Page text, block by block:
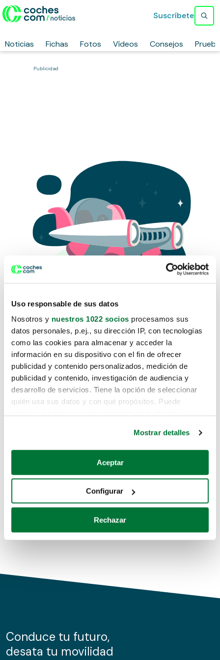
Uso responsable de sus datos
Nosotros y nuestros 1022 socios procesamos sus
datos personales, p.ej., su dirección IP, con tecnologías
como las cookies para almacenar y acceder la
información en su dispositivo con el fin de ofrecer
publicidad y contenido personalizados, medición de
publicidad y contenido, investigación de audiencia y
desarrollo de servicios. Tiene la opción de seleccionar
quién usa sus datos y con qué propósitos. Puede
Si lo permite, también quisiéramos:
Recopilar información sobre su ubicación geográfica
Identificar su dispositivo analizándolo activamente
para buscar características específicas (huellas
Obtenga más información sobre cómo se procesan sus
de cookies.
información sobre el uso que haga del sitio web con
nuestros partners de redes sociales, publicidad y análisis
Mostrar detalles
Aceptar
Configurar
Rechazar
Noticias Fichas Fotos Vídeos Consejos
Suscríbete
Publicidad
Lo sentimos, no sabemos como
te hemos traido hasta aquí.
Pero puedes encontrar el coche que estás
buscando en alguno de estos enlaces:
Coches de segunda mano
Coches de km0
Conduce tu futuro,
desata tu movilidad